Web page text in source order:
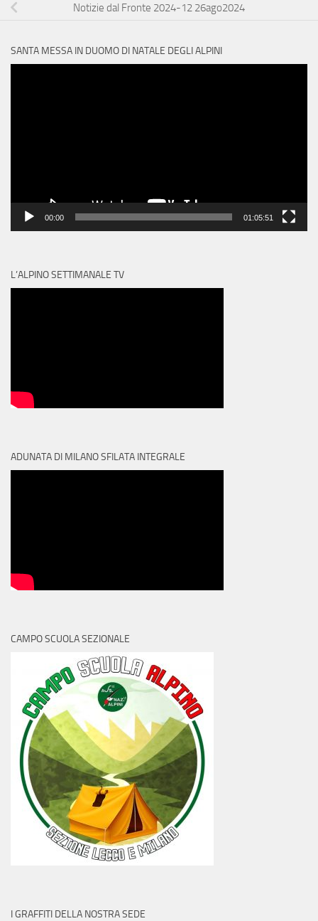
Notizie dal Fronte 2024-12 26ago2024
SANTA MESSA IN DUOMO DI NATALE DEGLI ALPINI
00:00 01:05:51
L’ALPINO SETTIMANALE TV
ADUNATA DI MILANO SFILATA INTEGRALE
CAMPO SCUOLA SEZIONALE
I GRAFFITI DELLA NOSTRA SEDE